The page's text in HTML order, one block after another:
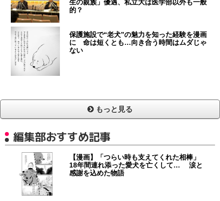
生の親族」優遇、私立大は医学部以外も一般
的？
保護施設で“老犬”の魅力を知った経験を漫画
に 命は短くとも…向き合う時間はムダじゃ
ない
もっと見る
編集部おすすめ記事
【漫画】「つらい時も支えてくれた相棒」
18年間連れ添った愛犬を亡くして… 涙と
感謝を込めた物語